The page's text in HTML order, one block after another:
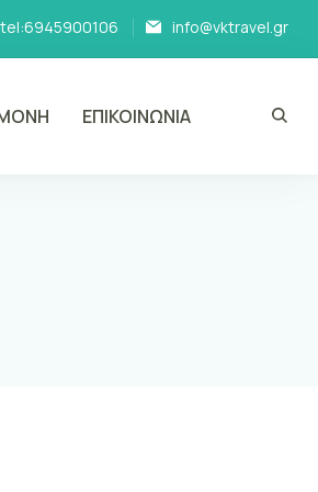
tel:6945900106 info@vktravel.gr
ΕΠΙΚΟΙΝΩΝΙΑ